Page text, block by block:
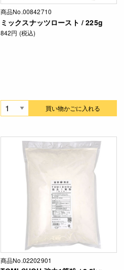
商品No.00842710
ミックスナッツロースト / 225g
842円 (税込)
買い物かごに入れる
商品No.02202901